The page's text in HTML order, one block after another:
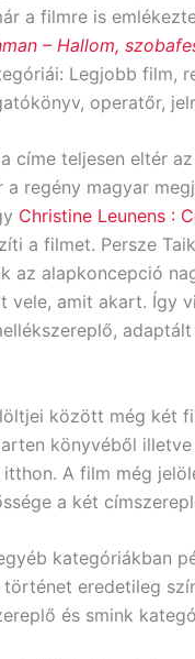
a filmre is
– Hallom,
Legjobb film,
operatőr,
címe teljesen eltér
regény magyar
Christine Leunens :
a filmet. Persze
az alapkoncepció
vele, amit akart. Így
között még két
könyvéből
A film még
a két
kategóriákban
eredetileg
és smink